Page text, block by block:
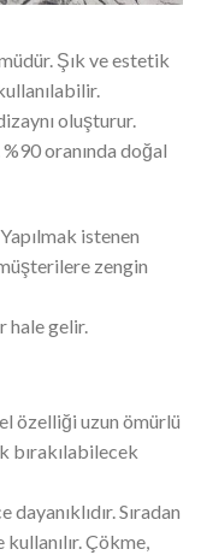
Şık ve estetik
oluşturur.
oranında doğal
istenen
zengin
hale gelir.
özelliği uzun ömürlü
bırakılabilecek
Sıradan
Çökme,